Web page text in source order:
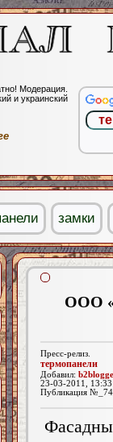
ООО
Пресс-релиз.
термопанели
Добавил:
23-03-2011,
Публикация
Модерация.
и украинский
замки